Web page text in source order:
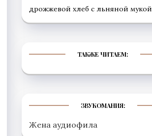
дрожжевой хлеб с льняной мукой
ТАКЖЕ ЧИТАЕМ:
ЗВУКОМАНИЯ:
Жена аудиофила